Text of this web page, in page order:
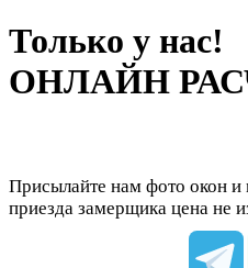
Только у нас!
ОНЛАЙН
Присылайте нам фото окон и
приезда замерщика цена не